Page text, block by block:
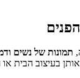
תמונות של נשים
בעיצוב הבית